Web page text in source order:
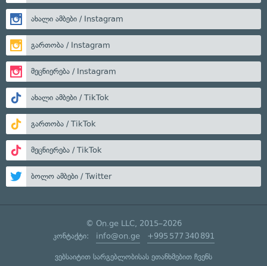
ახალი ამბები / Instagram
გართობა / Instagram
მეცნიერება / Instagram
ახალი ამბები / TikTok
გართობა / TikTok
მეცნიერება / TikTok
ბოლო ამბები / Twitter
© On.ge LLC, 2015–2026
კონტაქტი: info@on.ge +995 577 340 891
ვებსაიტით სარგებლობისას ეთანხმებით ჩვენს